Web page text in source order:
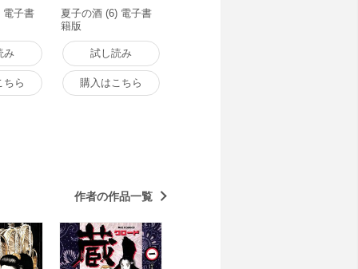
電子書
み
ちら
夏子の酒 (6) 電子書
籍版
試し読み
購入はこちら
作者の作品一覧